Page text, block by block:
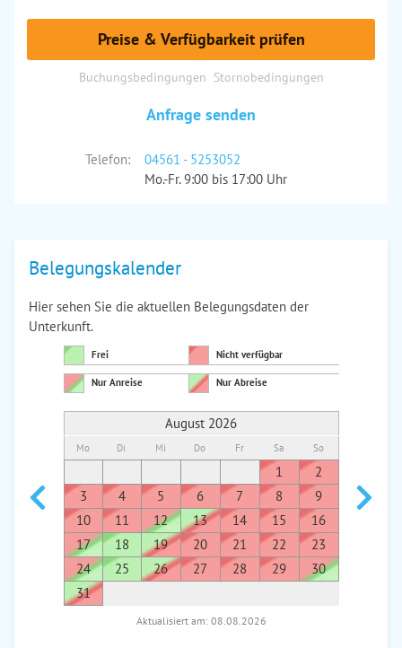
Preise & Verfügbarkeit prüfen
Buchungsbedingungen Stornobedingungen
Anfrage senden
Telefon:
04561 - 5253052
Mo.-Fr. 9:00 bis 17:00 Uhr
Belegungskalender
Hier sehen Sie die aktuellen Belegungsdaten der
Unterkunft.
Frei Nicht verfügbar
Nur Anreise Nur Abreise
August 2026
Mo Di Mi Do Fr Sa So
1
2
3
4 5 6 7 8
9
10
11 12 13 14 15
16
17
18 19 20 21 22
23
24
25 26 27 28 29
30
31
7
Aktualisiert am: 08.08.2026